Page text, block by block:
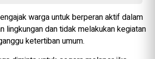
warga untuk berperan aktif dalam
lingkungan dan tidak melakukan kegiatan
ketertiban umum.